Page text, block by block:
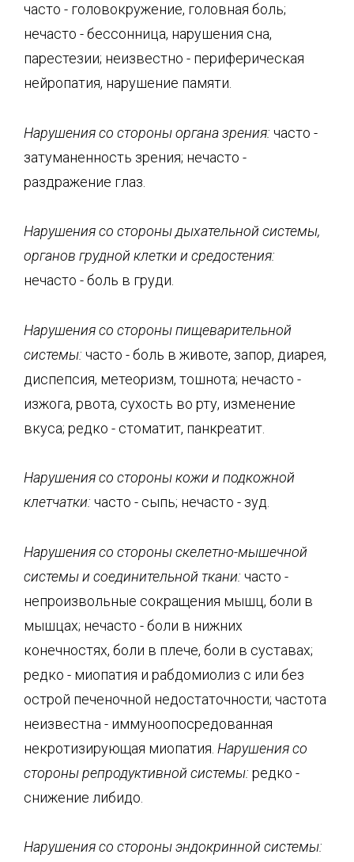
часто - головокружение, головная боль;
нечасто - бессонница, нарушения сна,
парестезии; неизвестно - периферическая
нейропатия, нарушение памяти.
Нарушения со стороны органа зрения: часто -
затуманенность зрения; нечасто -
раздражение глаз.
Нарушения со стороны дыхательной системы,
органов грудной клетки и средостения:
нечасто - боль в груди.
Нарушения со стороны пищеварительной
системы: часто - боль в животе, запор, диарея,
диспепсия, метеоризм, тошнота; нечасто -
изжога, рвота, сухость во рту, изменение
вкуса; редко - стоматит, панкреатит.
Нарушения со стороны кожи и подкожной
клетчатки: часто - сыпь; нечасто - зуд.
Нарушения со стороны скелетно-мышечной
системы и соединительной ткани: часто -
непроизвольные сокращения мышц, боли в
мышцах; нечасто - боли в нижних
конечностях, боли в плече, боли в суставах;
редко - миопатия и рабдомиолиз с или без
острой печеночной недостаточности; частота
неизвестна - иммуноопосредованная
некротизирующая миопатия. Нарушения со
стороны репродуктивной системы: редко -
снижение либидо.
Нарушения со стороны эндокринной системы: